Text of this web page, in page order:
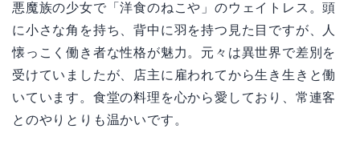
悪魔族の少女で「洋食のねこや」のウェイトレス。頭
に小さな角を持ち、背中に羽を持つ見た目ですが、人
懐っこく働き者な性格が魅力。元々は異世界で差別を
受けていましたが、店主に雇われてから生き生きと働
いています。食堂の料理を心から愛しており、常連客
とのやりとりも温かいです。